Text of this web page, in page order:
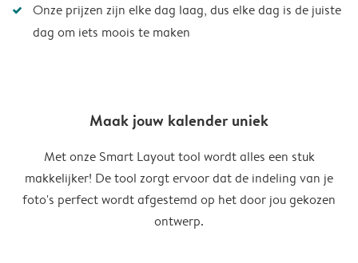
Onze prijzen zijn elke dag laag, dus elke dag is de juiste
dag om iets moois te maken
Maak jouw kalender uniek
Met onze Smart Layout tool wordt alles een stuk
makkelijker! De tool zorgt ervoor dat de indeling van je
foto's perfect wordt afgestemd op het door jou gekozen
ontwerp.